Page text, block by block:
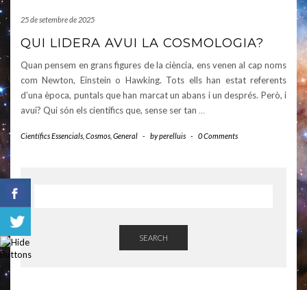
25 de setembre de 2025
QUI LIDERA AVUI LA COSMOLOGIA?
Quan pensem en grans figures de la ciència, ens venen al cap noms
com Newton, Einstein o Hawking. Tots ells han estat referents
d’una època, puntals que han marcat un abans i un després. Però, i
avui? Qui són els científics que, sense ser tan …
Científics Essencials Cosmos General - byperelluis - 0 Comments
SEARCH